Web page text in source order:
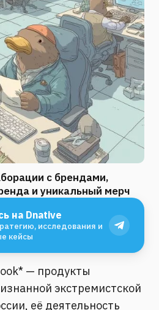
с брендами,
и уникальный мерч
на Dnative
исследования и
кейсы
— продукты
экстремистской
её деятельность